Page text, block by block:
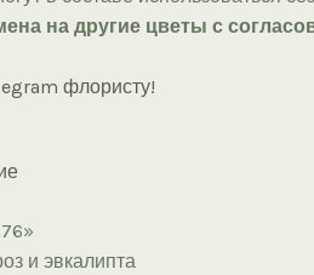
на другие цветы с
флористу!
и эвкалипта